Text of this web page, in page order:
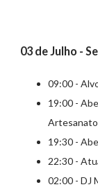
03 de Julho -
09:00 -
19:00 -
Artesanato
19:30 -
22:30 -
02:00 - DJ